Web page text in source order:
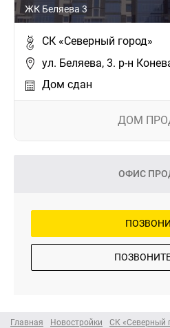
Главная Новостройки СК «Северный
ЖК Беляева 3
СК «Северный город»
ул. Беляева, 3. р-н
Дом сдан
ДОМ
ОФИС